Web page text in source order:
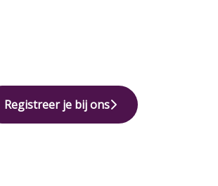
Registreer je bij ons